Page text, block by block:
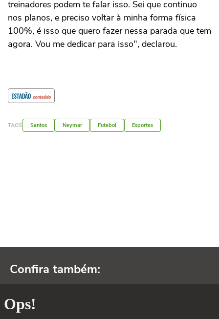
treinadores podem te falar isso. Sei que continuo
nos planos, e preciso voltar à minha forma física
100%, é isso que quero fazer nessa parada que tem
agora. Vou me dedicar para isso", declarou.
TAGS Santos Neymar Futebol Esportes
Confira também: